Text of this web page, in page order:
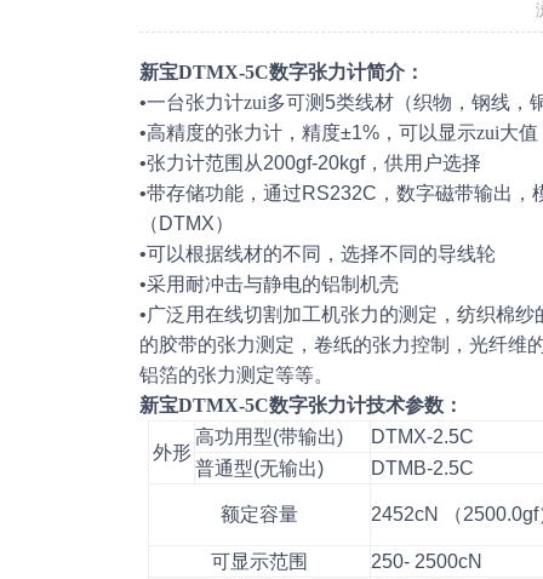
新宝DTMX-5C数字张力计简介：
•一台张力计zui多可测5类线材（织物，钢线，
•高精度的张力计，精度±1%，可以显示zui大值
•张力计范围从200gf-20kgf，供用户选择
•带存储功能，通过RS232C，数字磁带输出
（DTMX）
•可以根据线材的不同，选择不同的导线轮
•采用耐冲击与静电的铝制机壳
•广泛用在线切割加工机张力的测定，纺织棉
的胶带的张力测定，卷纸的张力控制，光纤维
铝箔的张力测定等等。
新宝DTMX-5C数字张力计技术参数：
外形
高功用型(带输出)
DTMX-2.5C
普通型(无输出)
DTMB-2.5C
额定容量 2452cN （2500.0gf
可显示范围
250- 2500cN